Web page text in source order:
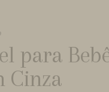
para
Cinza